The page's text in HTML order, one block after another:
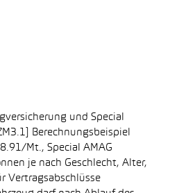
und Special
Berechnungsbeispiel
Mt., Special AMAG
je nach Geschlecht, Alter,
Vertragsabschlüsse